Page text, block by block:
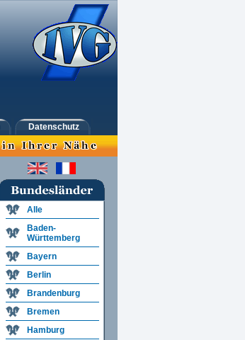
Datenschutz
Alle
Baden-
Württemberg
Bayern
Berlin
Brandenburg
Bremen
Hamburg